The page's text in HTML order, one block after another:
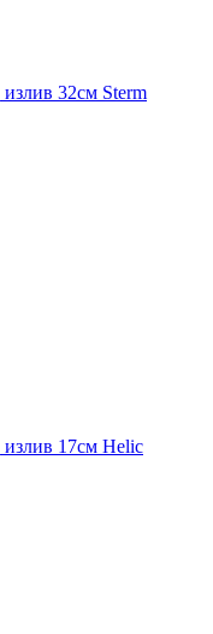
32см Sterm
17см Helic